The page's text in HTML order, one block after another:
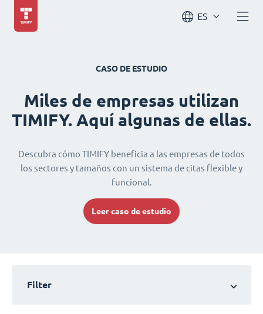
ES
CASO DE ESTUDIO
Miles de empresas utilizan
TIMIFY. Aquí algunas de ellas.
Descubra cómo TIMIFY beneficia a las empresas de todos
los sectores y tamaños con un sistema de citas flexible y
funcional.
Leer caso de estudio
Filter